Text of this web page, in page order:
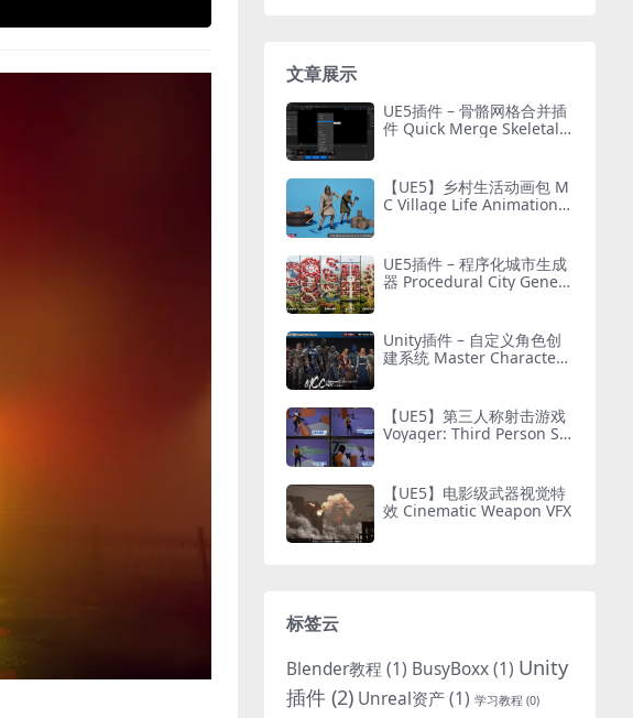
文章展示
UE5插件 – 骨骼网格合并插
件 Quick Merge Skeletal
【UE5】乡村生活动画包 M
C Village Life Animation P
UE5插件 – 程序化城市生成
器 Procedural City Genera
Unity插件 – 自定义角色创
建系统 Master Character
【UE5】第三人称射击游戏
Voyager: Third Person Sh
【UE5】电影级武器视觉特
效 Cinematic Weapon VFX
标签云
Blender教程 (1) BusyBoxx(1) Unity
插件 (2) Unreal资产(1) 学习教程 (0)